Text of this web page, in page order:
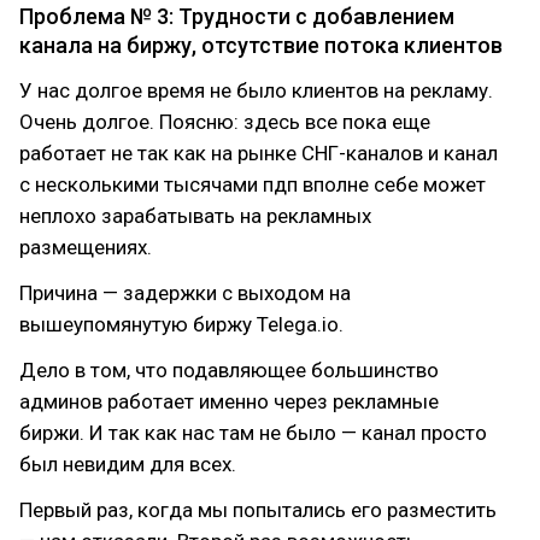
Проблема № 3: Трудности с добавлением
канала на биржу, отсутствие потока клиентов
У нас долгое время не было клиентов на рекламу.
Очень долгое. Поясню: здесь все пока еще
работает не так как на рынке СНГ-каналов и канал
с несколькими тысячами пдп вполне себе может
неплохо зарабатывать на рекламных
размещениях.
Причина — задержки с выходом на
вышеупомянутую биржу Telega.io.
Дело в том, что подавляющее большинство
админов работает именно через рекламные
биржи. И так как нас там не было — канал просто
был невидим для всех.
Первый раз, когда мы попытались его разместить